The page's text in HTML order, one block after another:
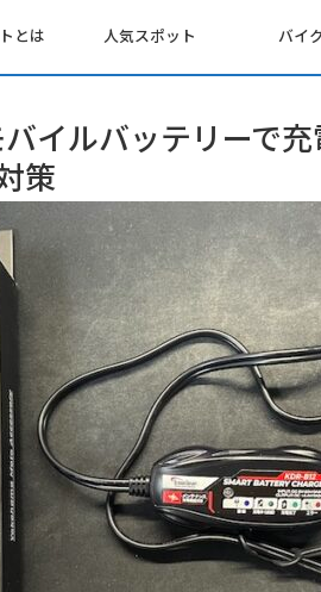
とは 人気スポット バイ
バイルバッテリーで
策